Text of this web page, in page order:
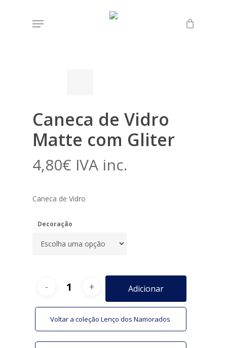
Menu
Início
Caneca
Caneca de Vidro
Matte com Gliter
4,80€ IVA inc.
Caneca de Vidro
Decoração
Adicionar
Voltar a coleção Lenço dos Namorados